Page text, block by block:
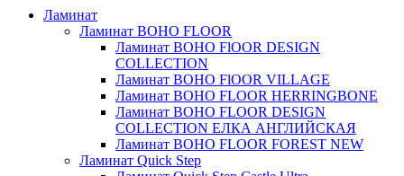
Ламинат
Ламинат BOHO FLOOR
Ламинат BOHO FlOOR DESIGN
COLLECTION
Ламинат BOHO FlOOR VILLAGE
Ламинат BOHO FLOOR HERRINGBONE
Ламинат BOHO FLOOR DESIGN
COLLECTION ЕЛКА АНГЛИЙСКАЯ
Ламинат BOHO FLOOR FOREST NEW
Ламинат Quick Step